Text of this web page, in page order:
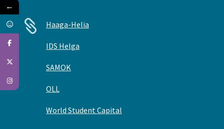
 Haaga-Helia
IDS Helga
SAMOK
OLL
World Student Capital
←